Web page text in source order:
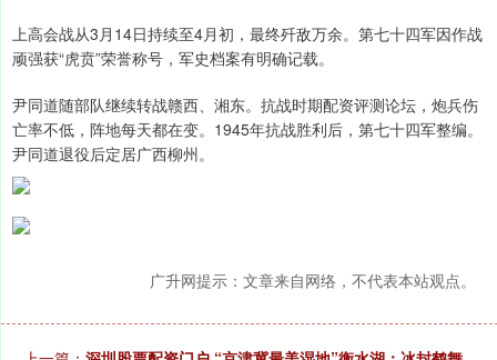
上高会战从3月14日持续至4月初，最终歼敌万余。第七十四军因作战
顽强获“虎贲”荣誉称号，军史档案有明确记载。
尹同道随部队继续转战赣西、湘东。抗战时期配资评测论坛，炮兵伤
亡率不低，阵地每天都在变。1945年抗战胜利后，第七十四军整编。
尹同道退役后定居广西柳州。
广升网提示：文章来自网络，不代表本站观点。